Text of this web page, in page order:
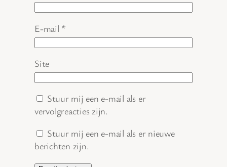
E-mail *
Site
Stuur mij een e-mail als er
vervolgreacties zijn.
Stuur mij een e-mail als er nieuwe
berichten zijn.